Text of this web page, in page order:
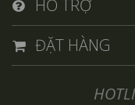
HỖ TRỢ
ĐẶT HÀNG